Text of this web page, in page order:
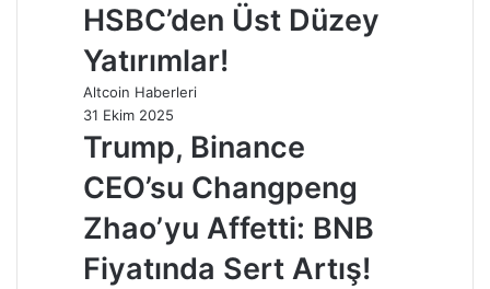
HSBC’den Üst Düzey
Yatırımlar!
Altcoin Haberleri
31 Ekim 2025
Trump, Binance
CEO’su Changpeng
Zhao’yu Affetti: BNB
Fiyatında Sert Artış!